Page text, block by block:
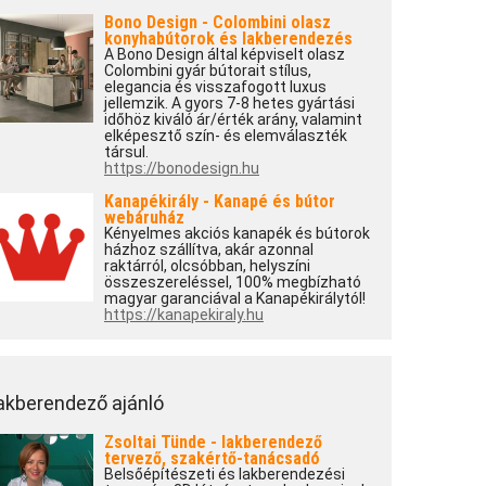
Bono Design - Colombini olasz
konyhabútorok és lakberendezés
A Bono Design által képviselt olasz
Colombini gyár bútorait stílus,
elegancia és visszafogott luxus
jellemzik. A gyors 7-8 hetes gyártási
időhöz kiváló ár/érték arány, valamint
elképesztő szín- és elemválaszték
társul.
https://bonodesign.hu
Kanapékirály - Kanapé és bútor
webáruház
Kényelmes akciós kanapék és bútorok
házhoz szállítva, akár azonnal
raktárról, olcsóbban, helyszíni
összeszereléssel, 100% megbízható
magyar garanciával a Kanapékirálytól!
https://kanapekiraly.hu
ajánló
Zsoltai Tünde - lakberendező
tervező, szakértő-tanácsadó
Belsőépítészeti és lakberendezési